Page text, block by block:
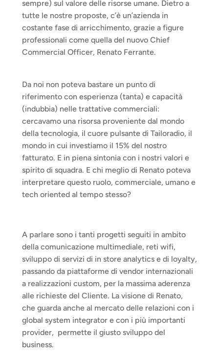
sempre) sul valore delle risorse umane. Dietro a
tutte le nostre proposte, c’è un’azienda in
costante fase di arricchimento, grazie a figure
professionali come quella del nuovo Chief
Commercial Officer, Renato Ferrante.
Da noi non poteva bastare un punto di
riferimento con esperienza (tanta) e capacità
(indubbia) nelle trattative commerciali:
cercavamo una risorsa proveniente dal mondo
della tecnologia, il cuore pulsante di Tailoradio, il
mondo in cui investiamo il 15% del nostro
fatturato. E in piena sintonia con i nostri valori e
spirito di squadra. E chi meglio di Renato poteva
interpretare questo ruolo, commerciale, umano e
tech oriented al tempo stesso?
A parlare sono i tanti progetti seguiti in ambito
della comunicazione multimediale, reti wifi,
sviluppo di servizi di in store analytics e di loyalty,
passando da piattaforme di vendor internazionali
a realizzazioni custom, per la massima aderenza
alle richieste del Cliente. La visione di Renato,
che guarda anche al mercato delle relazioni con i
global system integrator e con i più importanti
provider,  permette il giusto sviluppo del
business.